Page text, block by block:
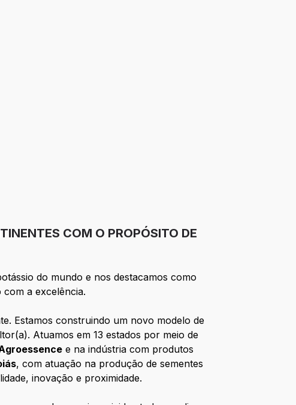
COM O PROPÓSITO DE
do mundo e nos destacamos como
a excelência.
Estamos construindo um novo modelo de
Atuamos em 13 estados por meio de
e na indústria com produtos
, com atuação na produção de sementes
inovação e proximidade.